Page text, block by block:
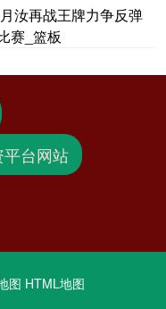
汝再战王牌力争反弹
赛_篮板
平台网站
图 HTML地图